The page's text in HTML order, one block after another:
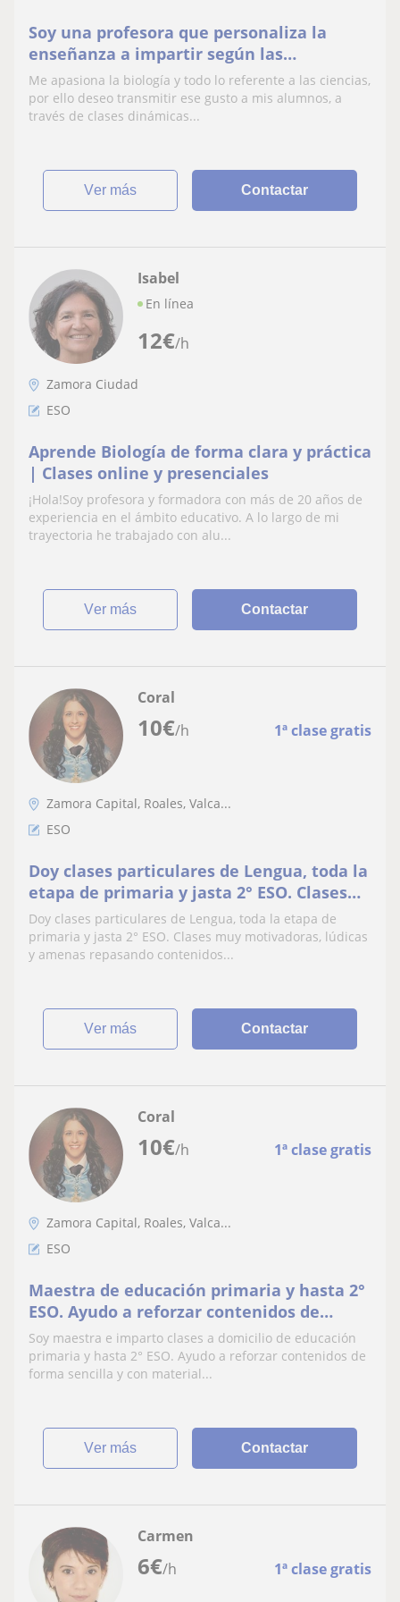
Soy una profesora que personaliza la
enseñanza a impartir según las
necesidades
Me apasiona la biología y todo lo referente a las ciencias,
por ello deseo transmitir ese gusto a mis alumnos, a
través de clases dinámicas...
ver más Contactar
12€/h
Isabel
En línea
Zamora Ciudad
ESO
Aprende Biología de forma clara y práctica
| Clases online y presenciales
¡Hola!Soy profesora y formadora con más de 20 años de
experiencia en el ámbito educativo. A lo largo de mi
trayectoria he trabajado con alu...
ver más Contactar
10€/h 1ª clase gratis
Coral
Zamora Capital, Roales, Valca...
ESO
Doy clases particulares de Lengua, toda la
etapa de primaria y jasta 2° ESO. Clases
muy motivadoras, lúdicas y amenas
repasando contenidos y afianciando los
nuevos
Doy clases particulares de Lengua, toda la etapa de
primaria y jasta 2° ESO. Clases muy motivadoras, lúdicas
y amenas repasando contenidos...
ver más Contactar
10€/h 1ª clase gratis
Coral
Zamora Capital, Roales, Valca...
ESO
Maestra de educación primaria y hasta 2°
ESO. Ayudo a reforzar contenidos de
forma sencilla. Con materiales didácticos
manipulativos (primaria). Gran
disponibilidad de horarios. No dudes en
Soy maestra e imparto clases a domicilio de educación
primaria y hasta 2° ESO. Ayudo a reforzar contenidos de
forma sencilla y con material...
ver más Contactar
6€/h 1ª clase gratis
Carmen